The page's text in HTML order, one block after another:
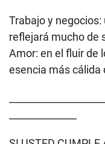
Trabajo y
reflejará mucho de
Amor: en el fluir de
esencia más cálida